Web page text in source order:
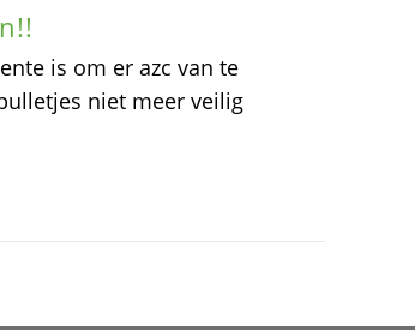
is om er azc van te
niet meer veilig